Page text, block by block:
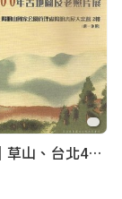
陽明書屋｜草山、台北400年古地圖老照片展｜智慧導覽